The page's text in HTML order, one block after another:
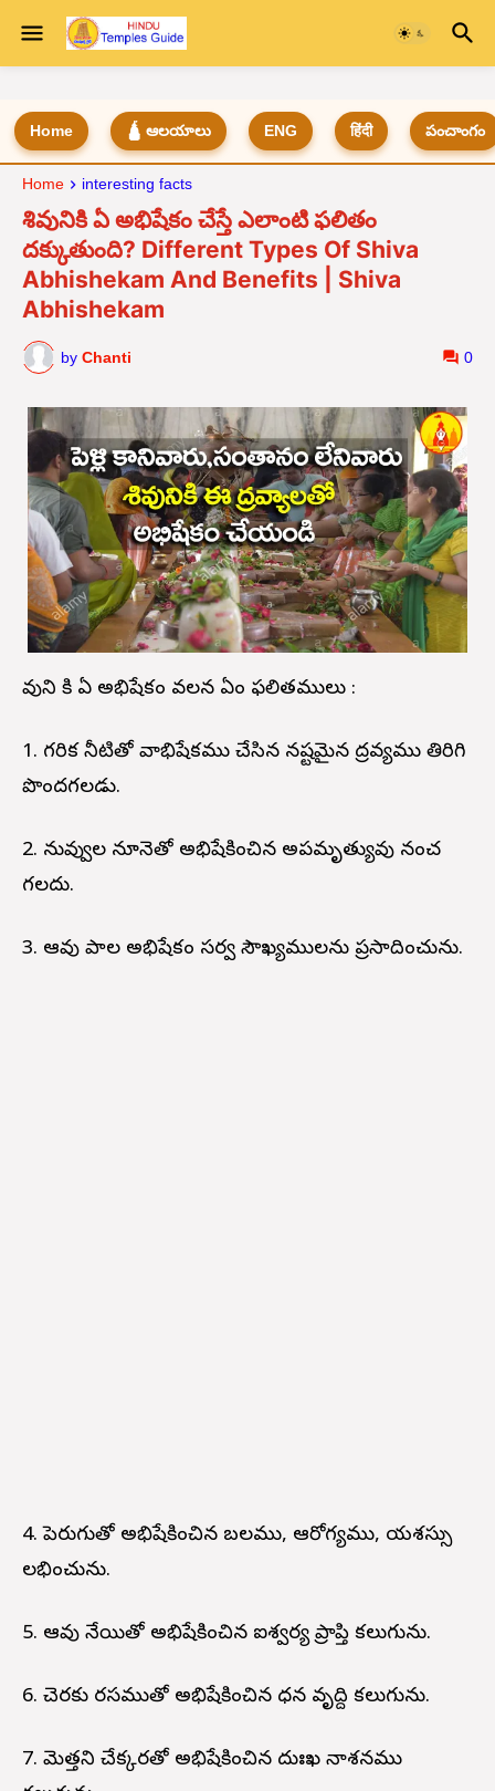
Home 🛕 ఆలయాలు ENG हिंदी పంచాంగం
Home interesting facts
శివునికి ఏ అభిషేకం చేస్తే ఎలాంటి ఫలితం
దక్కుతుంది? Different Types Of Shiva
Abhishekam And Benefits | Shiva
Abhishekam
by Chanti 0
శివుని కి ఏ అభిషేకం వలన ఏం ఫలితములు :
1. గరిక నీటితో శివాభిషేకము చేసిన నష్టమైన ద్రవ్యము తిరిగి
పొందగలడు.
2. నువ్వుల నూనెతో అభిషేకించిన అపమృత్యువు నశించ
గలదు.
3. ఆవు పాల అభిషేకం సర్వ సౌఖ్యములను ప్రసాదించును.
4. పెరుగుతో అభిషేకించిన బలము, ఆరోగ్యము, యశస్సు
లభించును.
5. ఆవు నేయితో అభిషేకించిన ఐశ్వర్య ప్రాప్తి కలుగును.
6. చెరకు రసముతో అభిషేకించిన ధన వృద్ది కలుగును.
7. మెత్తని చేక్కరతో అభిషేకించిన దుఃఖ నాశనము